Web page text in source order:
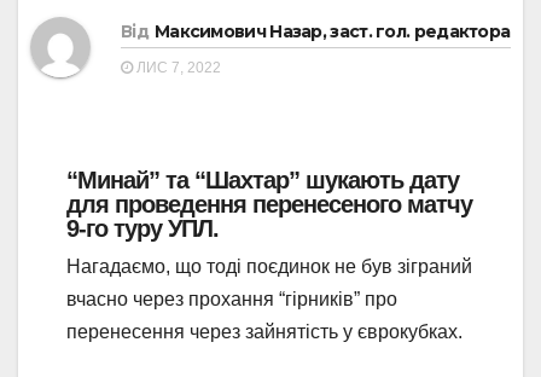
Від Максимович Назар, заст. гол. редактора
ЛИС 7, 2022
“Минай” та “Шахтар” шукають дату
для проведення перенесеного матчу
9-го туру УПЛ.
Нагадаємо, що тоді поєдинок не був зіграний
вчасно через прохання “гірників” про
перенесення через зайнятість у єврокубках.